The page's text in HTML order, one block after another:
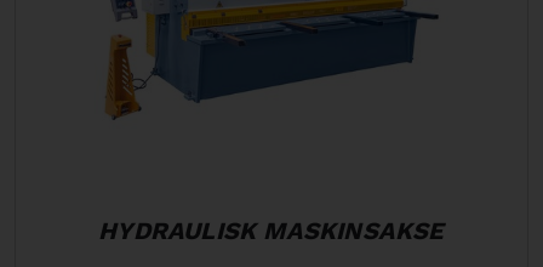
HYDRAULISK MASKINSAKSE